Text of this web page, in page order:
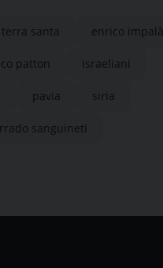
santa enrico impalà
patton israeliani
pavia siria
sanguineti